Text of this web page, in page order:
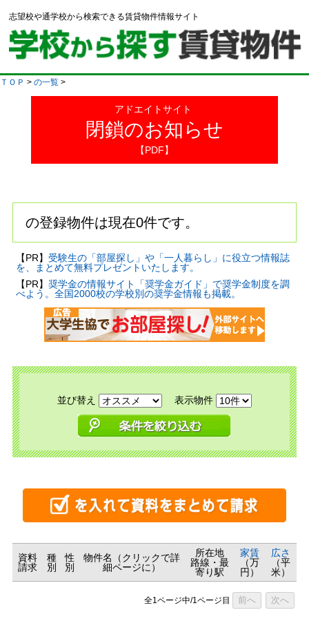
志望校や通学校から検索できる賃貸物件情報サイト
ＴＯＰ > の一覧 >
アドエイトサイト
閉鎖のお知らせ
【PDF】
の登録物件は現在0件です。
【PR】 受験生の「部屋探し」や「一人暮らし」に役立つ情報誌
を、まとめて無料プレゼントいたします。
【PR】 奨学金の情報サイト「奨学金ガイド」で奨学金制度を調
べよう。全国2000校の学校別の奨学金情報も掲載。
並び替え 表示物件
資料
請求
種
別
性
別
物件名（クリックで詳
細ページに）
所在地
路線・最
寄り駅
家賃
（万
円）
広さ
（平
米）
全1ページ中/1ページ目 前へ 次へ